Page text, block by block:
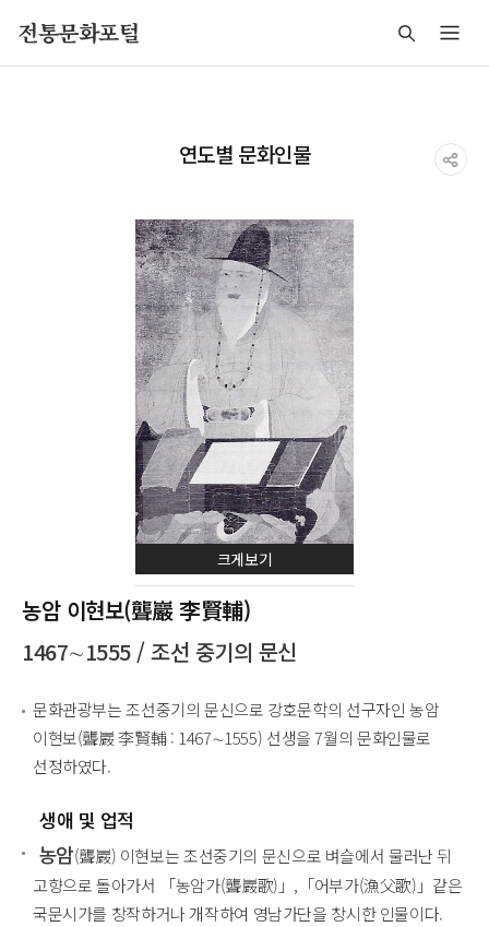
전통문화포털
연도별 문화인물
크게보기
농암 이현보(聾巖 李賢輔)
1467∼1555 / 조선 중기의 문신
문화관광부는 조선중기의 문신으로 강호문학의 선구자인 농암
이현보(聾巖 李賢輔 : 1467∼1555) 선생을 7월의 문화인물로
선정하였다.
생애 및 업적
농암(聾巖) 이현보는 조선중기의 문신으로 벼슬에서 물러난 뒤
고향으로 돌아가서 「농암가(聾巖歌)」,「어부가(漁父歌)」같은
국문시가를 창작하거나 개작하여 영남가단을 창시한 인물이다.